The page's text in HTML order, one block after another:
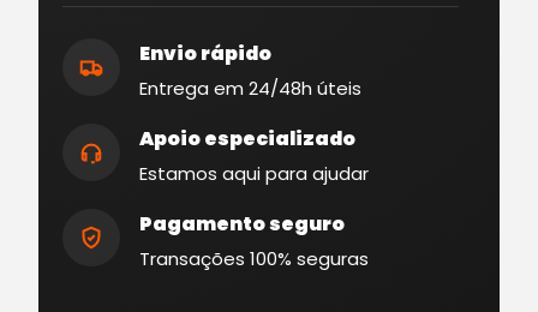
Envio rápido
Entrega em 24/48h úteis
Apoio especializado
Estamos aqui para ajudar
Pagamento seguro
Transações 100% seguras